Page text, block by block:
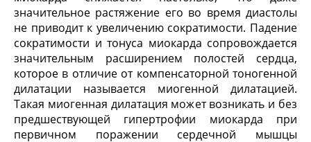
значительное растяжение его во время диастолы
не приводит к увеличению сократимости. Падение
сократимости и тонуса миокарда сопровождается
значительным расширением полостей сердца,
которое в отличие от компенсаторной тоногенной
дилатации называется миогенной дилатацией.
Такая миогенная дилатация может возникать и без
предшествующей гипертрофии миокарда при
первичном поражении сердечной мышцы